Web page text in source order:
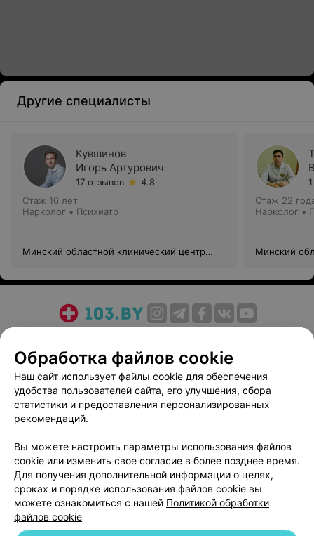
Другие специалисты
Кувшинов
Игорь Артурович
17 отзывов
4.8
Стаж 16 лет
Нарколог • Психиатр
Минский областной клинический центр
Стаж 22
Нарколог •
Минский
Медицинский маркетинг
Публичный договор
Пользовательское соглашение
Способы оплаты
Вакансии
Партнеры
Написать руководителю 103.by
Персональные настройки cookie
Обработка персональных данных
Обработка файлов cookie
Наш сайт использует файлы cookie для обеспечения
удобства пользователей сайта, его улучшения, сбора
статистики и предоставления персонализированных
рекомендаций.
Вы можете настроить параметры использования файлов
cookie или изменить свое согласие в более позднее время.
Для получения дополнительной информации о целях,
сроках и порядке использования файлов cookie вы
можете ознакомиться с нашей Политикой обработки
файлов cookie